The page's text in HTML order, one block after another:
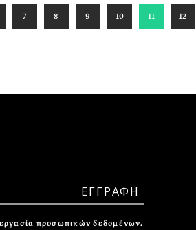
7 8 9 10 11 12
προσωπικών δεδομένων.